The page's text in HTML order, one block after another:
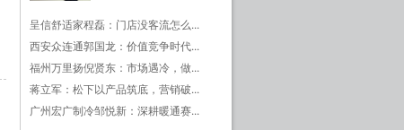
呈信舒适家程磊：门店没客流怎么...
西安众连通郭国龙：价值竞争时代...
福州万里扬倪贤东：市场遇冷，做...
蒋立军：松下以产品筑底，营销破...
广州宏广制冷邹悦新：深耕暖通赛...